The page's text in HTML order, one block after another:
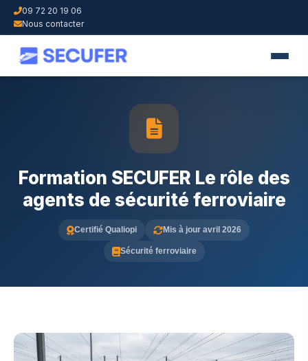
09 72 20 19 06
Nous contacter
Formation SECUFER Le rôle des
agents de sécurité ferroviaire
Certifié Qualiopi Mis à jour avril 2026
Sécurité ferroviaire